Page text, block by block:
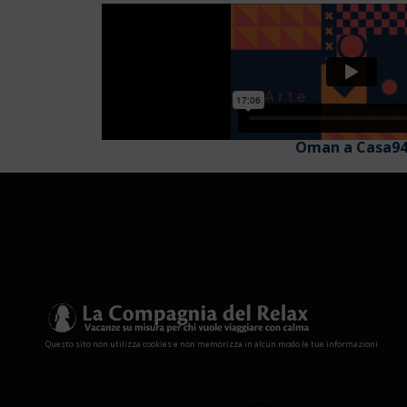
Oman a Casa94
Questo sito non utilizza cookies e non memorizza in alcun modo le tue informazioni